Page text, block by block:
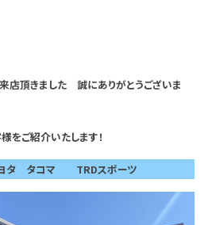
店頂きました 誠にありがとうございま
をご紹介いたします！
タ タコマ TRDスポーツ